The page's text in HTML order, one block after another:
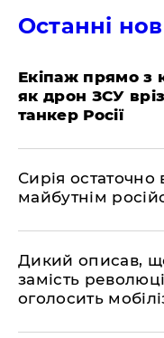
Останні
Екіпаж прямо з
як дрон ЗСУ
танкер Росії
Сирія остаточно
майбутнім
Дикий описав,
замість
оголосить